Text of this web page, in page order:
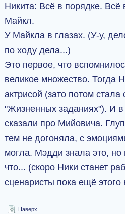
Никита: Всё в порядке.
Майкл.
У Майкла в глазах. (У-у,
по ходу дела...)
Это первое, что
великое множество. Тогда
актрисой (зато потом
"Жизненных заданиях"). И
сказали про Мийовича.
тем не догоняла, с
могла. Мэдди знала это, но
что... (скоро Ники станет
сценаристы пока ещё
Наверх